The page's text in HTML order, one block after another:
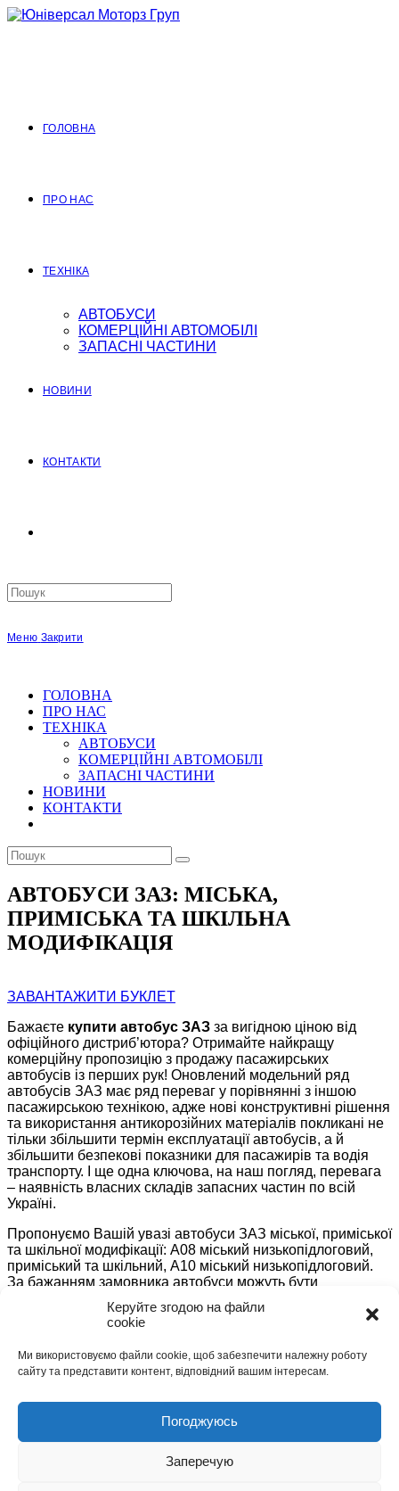
Керуйте згодою на файли
cookie
Ми використовуємо файли cookie, щоб забезпечити належну роботу
сайту та представити контент, відповідний вашим інтересам.
Погоджуюсь
Заперечую
Перейти
ГОЛОВНА
ПРО НАС
ТЕХНІКА
АВТОБУСИ
КОМЕРЦІЙНІ АВТОМОБІЛІ
ЗАПАСНІ ЧАСТИНИ
НОВИНИ
КОНТАКТИ
Search
this
Меню Закрити
ГОЛОВНА
ПРО НАС
ТЕХНІКА
АВТОБУСИ
КОМЕРЦІЙНІ АВТОМОБІЛІ
ЗАПАСНІ ЧАСТИНИ
НОВИНИ
КОНТАКТИ
АВТОБУСИ ЗАЗ: МІСЬКА,
ПРИМІСЬКА ТА ШКІЛЬНА
МОДИФІКАЦІЯ
ЗАВАНТАЖИТИ БУКЛЕТ
Бажаєте купити автобус ЗАЗ за вигідною ціною від
офіційного дистриб’ютора? Отримайте найкращу
комерційну пропозицію з продажу пасажирських
автобусів із перших рук! Оновлений модельний ряд
автобусів ЗАЗ має ряд переваг у порівнянні з іншою
пасажирською технікою, адже нові конструктивні рішення
та використання антикорозійних матеріалів покликані не
тільки збільшити термін експлуатації автобусів, а й
збільшити безпекові показники для пасажирів та водія
транспорту. І ще одна ключова, на наш погляд, перевага
– наявність власних складів запасних частин по всій
Україні.
Пропонуємо Вашій увазі автобуси ЗАЗ міської, приміської
та шкільної модифікації: А08 міський низькопідлоговий,
приміський та шкільний, А10 міський низькопідлоговий.
За бажанням замовника автобуси можуть бути
трекерами, валідаторами та комплексними смарт-
системами контролінгу із навігацією, що інтегрується з
Стандартний пакет документів
Надаєте реєстраційні документи, вносите оплату згідно
рахунку, отримуєте договір купівлі-продажу техніки
ЗРУЧНІ ФОРМИ ОПЛАТИ